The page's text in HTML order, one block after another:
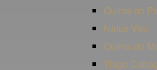
Quinta do
Natus Vini
Quinta do
Tiago